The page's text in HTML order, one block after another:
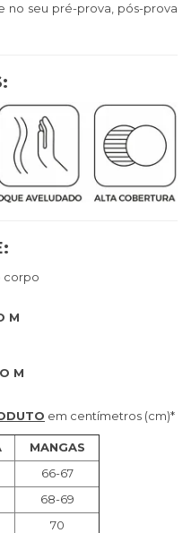
no seu pré-prova, pós-prova
corpo
M
M
em centímetros (cm)*
MANGAS
66-67
68-69
70